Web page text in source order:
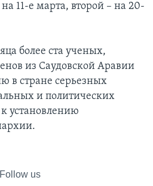
11-е марта, второй – на 20-
более ста ученых,
из Саудовской Аравии
в стране серьезных
и политических
установлению
Follow us